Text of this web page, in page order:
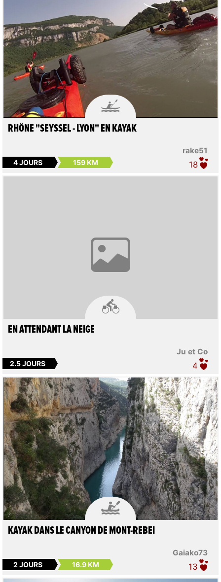

rake51
RHÔNE "SEYSSEL - LYON" EN KAYAK
4 JOURS 159 KM 18

Ju et Co
EN ATTENDANT LA NEIGE
2.5 JOURS 4

Gaiako73
KAYAK DANS LE CANYON DE MONT-REBEI
2 JOURS 16.9 KM 13